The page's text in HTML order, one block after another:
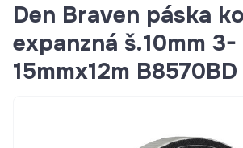
Den Braven páska
expanzná š.10mm 3-
15mmx12m B8570BD